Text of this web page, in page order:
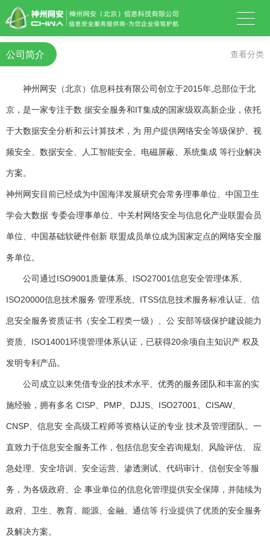
公司简介 查看分类
神州网安（北京）信息科技有限公司创立于2015年,总部位于北
京，是一家专注于数 据安全服务和IT集成的国家级双高新企业，依托
于大数据安全分析和云计算技术，为 用户提供网络安全等级保护、视
频安全、数据安全、人工智能安全、电磁屏蔽、系统集成 等行业解决
方案。
神州网安目前已经成为中国海洋发展研究会常务理事单位、中国卫生
学会大数据 专委会理事单位、中关村网络安全与信息化产业联盟会员
单位、中国基础软硬件创新 联盟成员单位成为国家定点的网络安全服
务单位。
公司通过ISO9001质量体系、ISO27001信息安全管理体系、
ISO20000信息技术服务 管理系统、ITSS信息技术服务标准认证、信
息安全服务资质证书（安全工程类一级）、公 安部等级保护建设能力
资质、ISO14001环境管理体系认证，已获得20余项自主知识产 权及
发明专利产品。
公司成立以来凭借专业的技术水平、优秀的服务团队和丰富的实
施经验，拥有多名 CISP、PMP、DJJS、ISO27001、CISAW、
CNSP、信息安 全高级工程师等资格认证的专业 技术及管理团队。一
直致力于信息安全服务工作，包括信息安全咨询规划、风险评估、 应
急处理、安全培训、安全运营、渗透测试、代码审计、信创安全等服
务，为各级政府、企 事业单位的信息化管理提供安全保障，并陆续为
政府、卫生、教育、能源、金融、通信等 行业提供了优质的安全服务
及解决方案。